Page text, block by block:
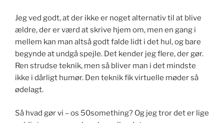
Jeg ved godt, at der ikke er noget alternativ til at blive
ældre, der er værd at skrive hjem om, men en gang i
mellem kan man altså godt falde lidt i det hul, og bare
begynde at undgå spejle. Det kender jeg flere, der gør.
Ren strudse teknik, men så bliver man i det mindste
ikke i dårligt humør. Den teknik fik virtuelle møder så
ødelagt.
Så hvad gør vi – os 50something? Og jeg tror det er lige